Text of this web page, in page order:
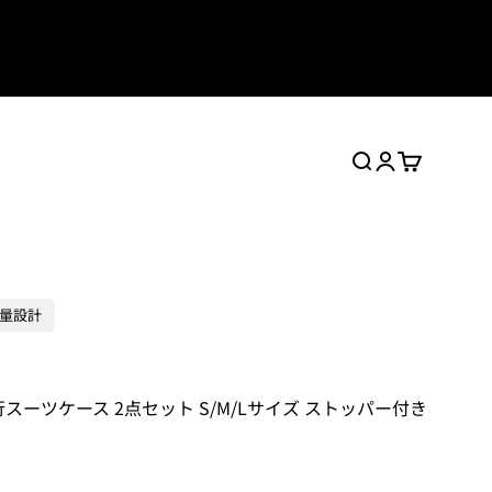
検索ログイン
カート
設計
ーツケース 2点セット S/M/Lサイズ ストッパー付き